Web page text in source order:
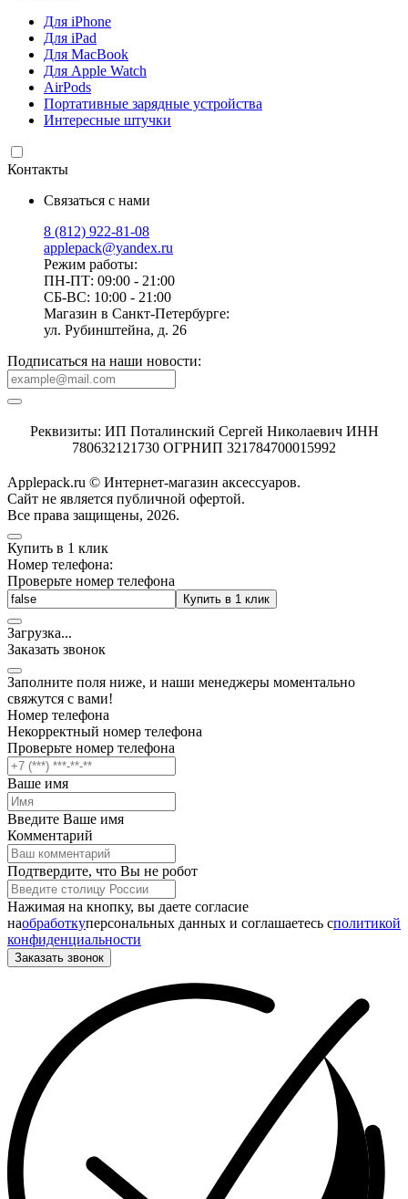
Для iPhone
Для iPad
Для MacBook
Для Apple Watch
AirPods
Портативные зарядные устройства
Интересные штучки
Контакты
Связаться с нами
8 (812) 922-81-08
applepack@yandex.ru
Режим работы:
ПН-ПТ: 09:00 - 21:00
СБ-ВС: 10:00 - 21:00
Магазин в Санкт-Петербурге:
ул. Рубинштейна, д. 26
Подписаться на наши новости:
Реквизиты: ИП Поталинский Сергей Николаевич ИНН
780632121730 ОГРНИП 321784700015992
Applepack.ru © Интернет-магазин аксессуаров.
Cайт не является публичной офертой.
Все права защищены, 2026.
Купить в 1 клик
Номер телефона:
Проверьте номер телефона
Купить в 1 клик
Загрузка...
Заказать звонок
Заполните поля ниже, и наши менеджеры моментально
свяжутся с вами!
Номер телефона
Некорректный номер телефона
Проверьте номер телефона
Ваше имя
Введите Ваше имя
Комментарий
Подтвердите, что Вы не робот
Нажимая на кнопку, вы даете согласие
наобработкуперсональных данных и соглашаетесь cполитикой
конфиденциальности
Заказать звонок